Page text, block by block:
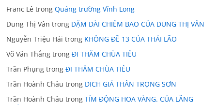
Franc Lê trongQuảng trường Vĩnh Long
Dung Thị Vân trong DẶM DÀI CHIÊM BAO CỦA DUNG THỊ VÂN
Nguyễn Triệu Hải trong KHÔNG ĐỀ 13 CỦA THÁI LÃO
Võ Văn Thắng trongĐI THĂM CHÙA TIÊU
Trần Phụng trongĐI THĂM CHÙA TIÊU
Trần Hoành Châu trong DICH GIẢ THÂN TRỌNG SƠN
Trần Hoành Châu trongTÍM ĐỘNG HOA VÀNG. CỦA LÃNG